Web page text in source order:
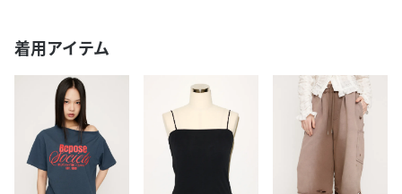
着用アイテム